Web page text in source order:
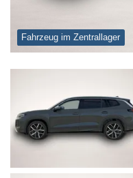
Fahrzeug im Zentrallager